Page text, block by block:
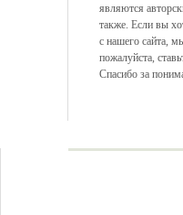
являются
также. Если вы
с нашего сайта,
пожалуйста,
Спасибо за